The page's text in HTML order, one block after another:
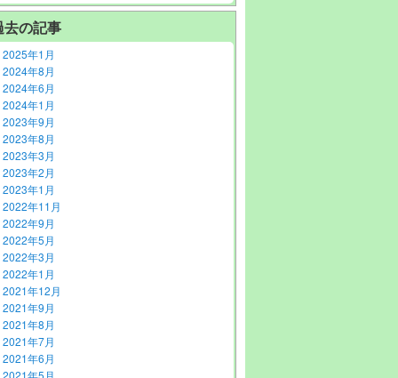
去の記事
2025年1月
2024年8月
2024年6月
2024年1月
2023年9月
2023年8月
2023年3月
2023年2月
2023年1月
2022年11月
2022年9月
2022年5月
2022年3月
2022年1月
2021年12月
2021年9月
2021年8月
2021年7月
2021年6月
2021年5月